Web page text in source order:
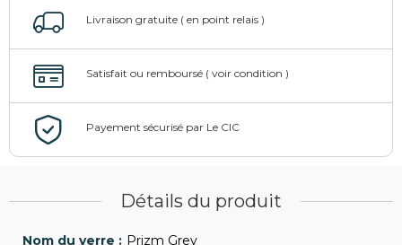
Détails du produit
Prizm Grey